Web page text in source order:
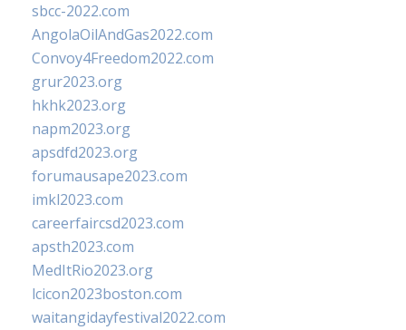
sbcc-2022.com
AngolaOilAndGas2022.com
Convoy4Freedom2022.com
grur2023.org
hkhk2023.org
napm2023.org
apsdfd2023.org
forumausape2023.com
imkl2023.com
careerfaircsd2023.com
apsth2023.com
MedItRio2023.org
lcicon2023boston.com
waitangidayfestival2022.com